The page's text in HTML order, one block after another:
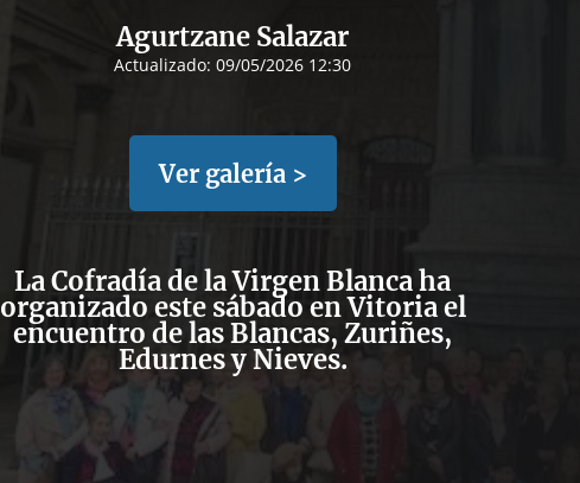
Agurtzane Salazar
Actualizado: 09/05/2026 12:30
Ver galería >
LaCofradía de la Virgen Blancaha
organizado este sábado en Vitoria el
encuentro de lasBlancas, Zuriñes,
Edurnes y Nieves.